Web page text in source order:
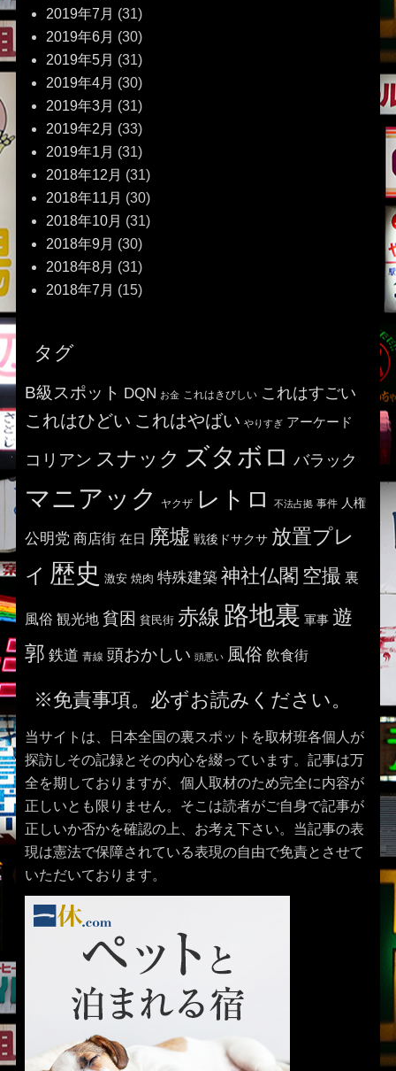
2019年7月 (31)
2019年6月 (30)
2019年5月 (31)
2019年4月 (30)
2019年3月 (31)
2019年2月 (33)
2019年1月 (31)
2018年12月 (31)
2018年11月 (30)
2018年10月 (31)
2018年9月 (30)
2018年8月 (31)
2018年7月 (15)
タグ
B級スポット DQN お金 これはきびしい これはすごい
これはひどい これはやばい やりすぎ アーケード
コリアン スナック ズタボロ バラック
マニアック ヤクザ レトロ 不法占拠 事件 人権
公明党 商店街 在日 廃墟 戦後ドサクサ 放置プレ
イ 歴史 激安 焼肉 特殊建築 神社仏閣 空撮 裏
風俗 観光地 貧困 貧民街 赤線 路地裏 軍事 遊
郭 鉄道 青線 頭おかしい 頭悪い 風俗 飲食街
※免責事項。必ずお読みください。
当サイトは、日本全国の裏スポットを取材班各個人が
探訪しその記録とその内心を綴っています。記事は万
全を期しておりますが、個人取材のため完全に内容が
正しいとも限りません。そこは読者がご自身で記事が
正しいか否かを確認の上、お考え下さい。当記事の表
現は憲法で保障されている表現の自由で免責とさせて
いただいております。